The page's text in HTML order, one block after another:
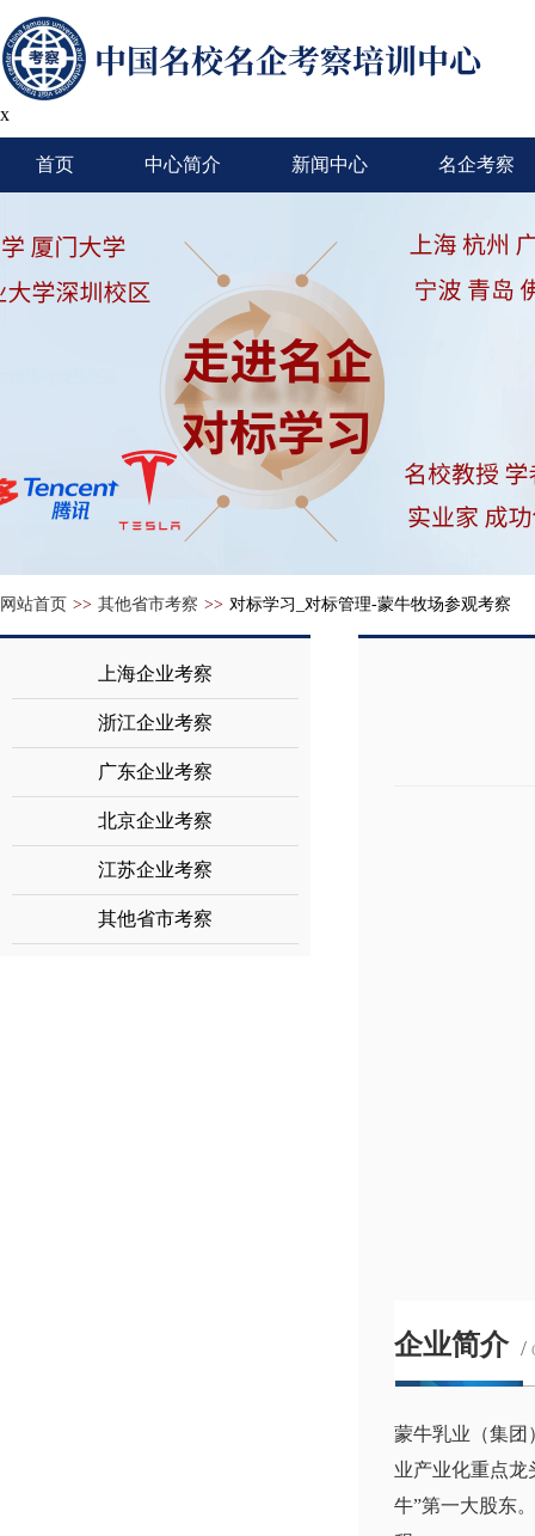
x
首页 中心简介 新闻中心 名企考察
网站首页 >> 其他省市考察 >> 对标学习_对标管理-蒙牛牧场参观考察
上海企业考察
浙江企业考察
广东企业考察
北京企业考察
江苏企业考察
其他省市考察
企业简介 /
蒙牛乳业（集团
业产业化重点龙
牛”第一大股东